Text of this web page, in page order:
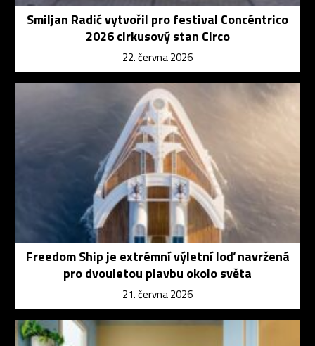
Smiljan Radić vytvořil pro festival Concéntrico
2026 cirkusový stan Circo
22. června 2026
Freedom Ship je extrémní výletní loď navržená
pro dvouletou plavbu okolo světa
21. června 2026